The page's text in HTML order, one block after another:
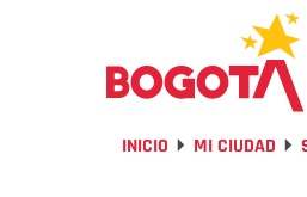
INICIO MI CIUDAD